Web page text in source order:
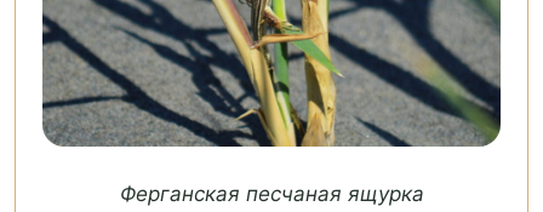
Ферганская песчаная ящурка